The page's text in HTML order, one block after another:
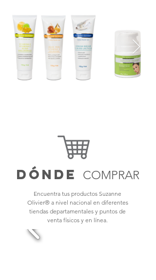
dónde COMPRAR
Encuentra tus productos Suzanne
Olivier® a nivel nacional en diferentes
tiendas departamentales y puntos de
venta físicos y en línea.